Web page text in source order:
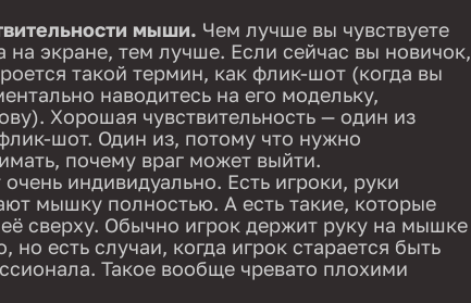
мыши. Чем лучше вы чувствуете
на экране, тем лучше. Если сейчас вы новичок,
такой термин, как флик-шот (когда вы
наводитесь на его модельку,
Хорошая чувствительность — один из
шот. Один из, потому что нужно
почему враг может выйти.
очень индивидуально. Есть игроки, руки
мышку полностью. А есть такие, которые
сверху. Обычно игрок держит руку на мышке
но есть случаи, когда игрок старается быть
Такое вообще чревато плохими